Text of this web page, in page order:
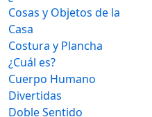
Cosas y Objetos de la
Casa
Costura y Plancha
¿Cuál es?
Cuerpo Humano
Divertidas
Doble Sentido